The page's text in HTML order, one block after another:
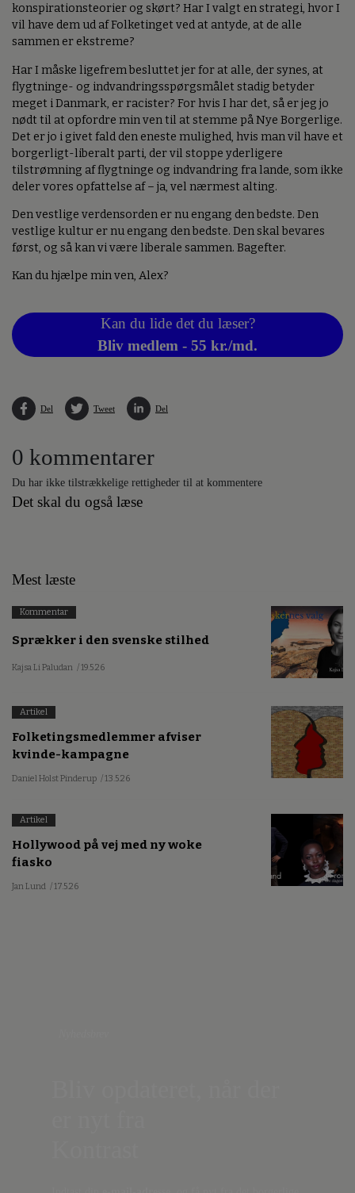
konspirationsteorier og skørt? Har I valgt en strategi, hvor I
vil have dem ud af Folketinget ved at antyde, at de alle
sammen er ekstreme?
Har I måske ligefrem besluttet jer for at alle, der synes, at
flygtninge- og indvandringsspørgsmålet stadig betyder
meget i Danmark, er racister? For hvis I har det, så er jeg jo
nødt til at opfordre min ven til at stemme på Nye Borgerlige.
Det er jo i givet fald den eneste mulighed, hvis man vil have et
borgerligt-liberalt parti, der vil stoppe yderligere
tilstrømning af flygtninge og indvandring fra lande, som ikke
deler vores opfattelse af – ja, vel nærmest alting.
Den vestlige verdensorden er nu engang den bedste. Den
vestlige kultur er nu engang den bedste. Den skal bevares
først, og så kan vi være liberale sammen. Bagefter.
Kan du hjælpe min ven, Alex?
Kan du lide det du læser?
Bliv medlem - 55 kr./md.
Del Tweet Del
0 kommentarer
Du har ikke tilstrækkelige rettigheder til at kommentere
Det skal du også læse
Mest læste
Kommentar
Sprækker i den svenske stilhed
Kajsa Li Paludan / 19.5.26
Artikel
Folketingsmedlemmer afviser
kvinde-kampagne
Daniel Holst Pinderup / 13.5.26
Artikel
Hollywood på vej med ny woke
fiasko
Jan Lund / 17.5.26